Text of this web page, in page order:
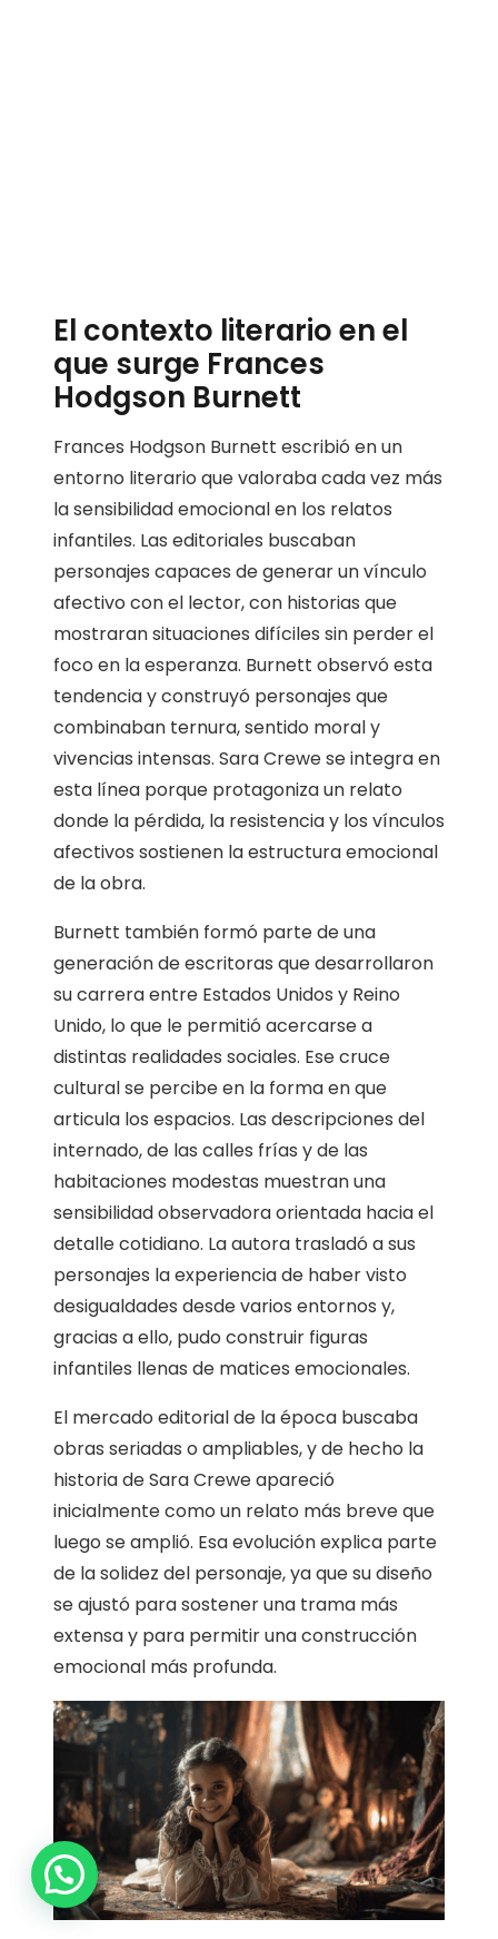
El contexto literario en el
que surge Frances
Hodgson Burnett
Frances Hodgson Burnett escribió en un
entorno literario que valoraba cada vez más
la sensibilidad emocional en los relatos
infantiles. Las editoriales buscaban
personajes capaces de generar un vínculo
afectivo con el lector, con historias que
mostraran situaciones difíciles sin perder el
foco en la esperanza. Burnett observó esta
tendencia y construyó personajes que
combinaban ternura, sentido moral y
vivencias intensas. Sara Crewe se integra en
esta línea porque protagoniza un relato
donde la pérdida, la resistencia y los vínculos
afectivos sostienen la estructura emocional
de la obra.
Burnett también formó parte de una
generación de escritoras que desarrollaron
su carrera entre Estados Unidos y Reino
Unido, lo que le permitió acercarse a
distintas realidades sociales. Ese cruce
cultural se percibe en la forma en que
articula los espacios. Las descripciones del
internado, de las calles frías y de las
habitaciones modestas muestran una
sensibilidad observadora orientada hacia el
detalle cotidiano. La autora trasladó a sus
personajes la experiencia de haber visto
desigualdades desde varios entornos y,
gracias a ello, pudo construir figuras
infantiles llenas de matices emocionales.
El mercado editorial de la época buscaba
obras seriadas o ampliables, y de hecho la
historia de Sara Crewe apareció
inicialmente como un relato más breve que
luego se amplió. Esa evolución explica parte
de la solidez del personaje, ya que su diseño
se ajustó para sostener una trama más
extensa y para permitir una construcción
emocional más profunda.